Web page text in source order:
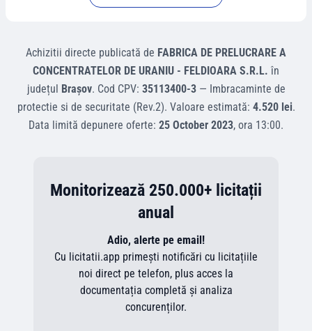
Achizitii directe publicată de FABRICA DE PRELUCRARE A
CONCENTRATELOR DE URANIU - FELDIOARA S.R.L. în
județul Braşov. Cod CPV: 35113400-3— Imbracaminte de
protectie si de securitate (Rev.2). Valoare estimată: 4.520 lei.
Data limită depunere oferte: 25 October 2023, ora 13:00.
Monitorizează 250.000+ licitații
anual
Adio, alerte pe email!
Cu licitatii.app primești notificări cu licitațiile
noi direct pe telefon, plus acces la
documentația completă și analiza
concurenților.